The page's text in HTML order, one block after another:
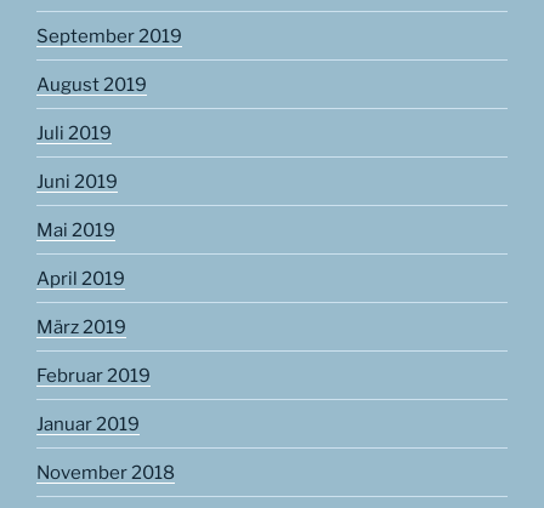
September 2019
August 2019
Juli 2019
Juni 2019
Mai 2019
April 2019
März 2019
Februar 2019
Januar 2019
November 2018